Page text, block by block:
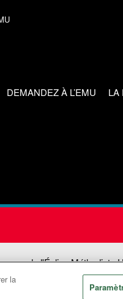
DEMANDEZ À L’EMU LA
de l'Église Méthodiste
Tous droits réservés
la